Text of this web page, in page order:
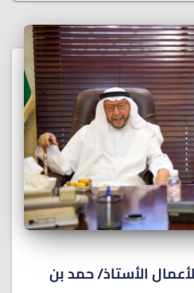
الأستاذ/ ﺣﻤﺪ ﺑﻦ